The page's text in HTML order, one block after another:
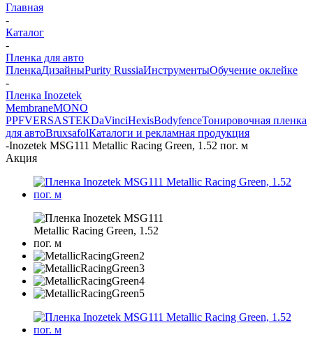
Главная
-
Каталог
-
Пленка для авто
ПленкаДизайныPurity RussiaИнструментыОбучение оклейке
-
Пленка Inozetek
MembraneMONO
PPFVERSASTEKDaVinciHexisBodyfenceТонировочная пленка
для автоBruxsafolКаталоги и рекламная продукция
-Inozetek MSG111 Metallic Racing Green, 1.52 пог. м
Акция